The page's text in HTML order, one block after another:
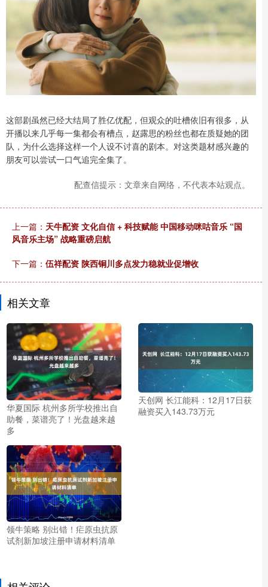
这部剧虽然已经大结局了胜亿优配，但观众的吐槽依旧有很多，从
开播以来几乎每一集都会有槽点，赵露思的粉丝也都在质疑她的团
队，为什么选择这样一个人设不讨喜的剧本。对这类题材感兴趣的
朋友可以尝试一口气追完全集了。
配查信提示：文章来自网络，不代表本站观点。
上一篇： 天牛配资 文化自信 + 科技赋能 中国移动咪咕音乐 “国
风音乐主场” 战略重磅启航
下一篇： 伍祥配资 陕西铜川多点发力稳就业促增收
相关文章
华夏国际 杭州多所学校推出自
助餐，菜谱亮了！光盘越来越
多
天创网 长江能科：12月17日获
融资买入143.73万元
领牛策略 别出错！疟原虫抗原
试剂新加坡注册申请材料清单